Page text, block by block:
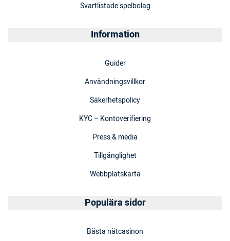
Svartlistade spelbolag
Information
Guider
Användningsvillkor
Säkerhetspolicy
KYC – Kontoverifiering
Press & media
Tillgänglighet
Webbplatskarta
Populära sidor
Bästa nätcasinon